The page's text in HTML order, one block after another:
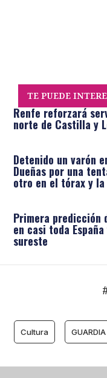
TE PUEDE
Renfe reforzará
norte de Castilla y
Detenido un varón
Dueñas por una
otro en el tórax y la
Primera predicción
en casi toda
sureste
Cultura